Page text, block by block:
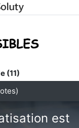
(11)
est